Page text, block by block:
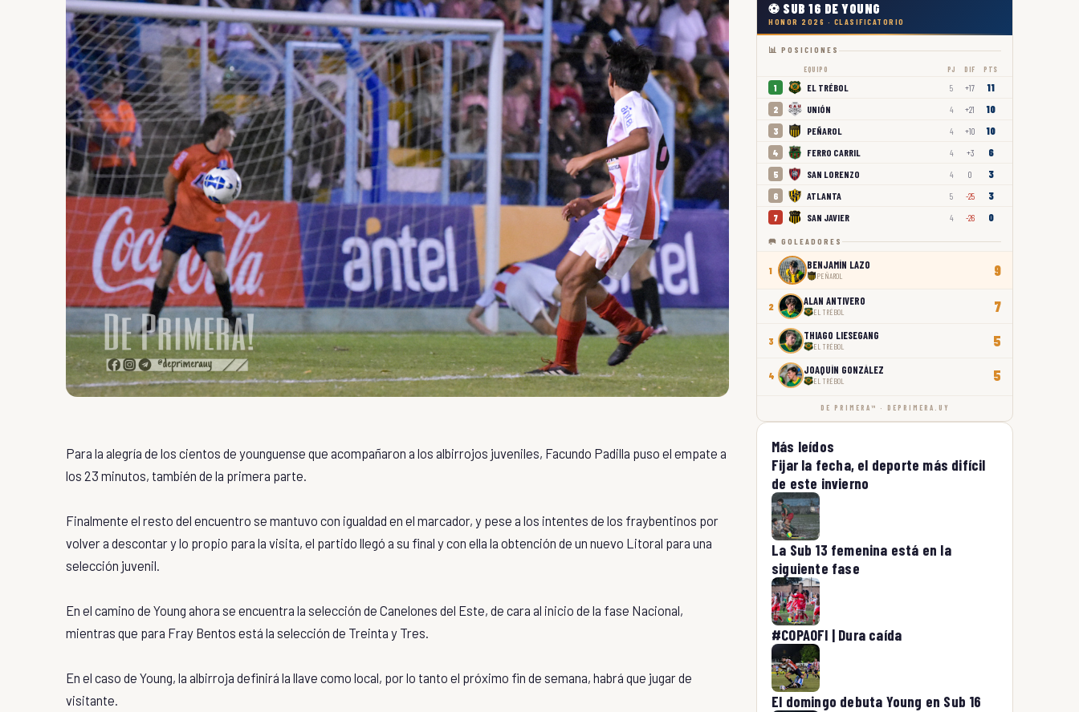
Para la alegría de los cientos de younguense que acompañaron a los albirrojos juveniles, Facundo Padilla puso el empate a
los 23 minutos, también de la primera parte.
Finalmente el resto del encuentro se mantuvo con igualdad en el marcador, y pese a los intentes de los fraybentinos por
volver a descontar y lo propio para la visita, el partido llegó a su final y con ella la obtención de un nuevo Litoral para una
selección juvenil.
En el camino de Young ahora se encuentra la selección de Canelones del Este, de cara al inicio de la fase Nacional,
mientras que para Fray Bentos está la selección de Treinta y Tres.
En el caso de Young, la albirroja definirá la llave como local, por lo tanto el próximo fin de semana, habrá que jugar de
visitante.
⚽ SUB 16 DE YOUNG
HONOR 2026 · CLASIFICATORIO
📊 POSICIONES
EQUIPO PJ DIF PTS
1 EL TRÉBOL 5 +17 11
2 UNIÓN 4 +21 10
3 PEÑAROL 4 +10 10
4 FERRO CARRIL 4 +3 6
5 SAN LORENZO 4 0 3
6 ATLANTA 5 -25 3
7 SAN JAVIER 4 -26 0
🥅 GOLEADORES
1 BENJAMÍN LAZO
PEÑAROL 9
2 ALAN ANTIVERO
EL TRÉBOL 7
3 THIAGO LIESEGANG
EL TRÉBOL 5
4 JOAQUÍN GONZÁLEZ
EL TRÉBOL 5
DE PRIMERA™ · DEPRIMERA.UY
Más leídos
Fijar la fecha, el deporte más difícil
de este invierno
La Sub 13 femenina está en la
siguiente fase
#COPAOFI | Dura caída
El domingo debuta Young en Sub 16